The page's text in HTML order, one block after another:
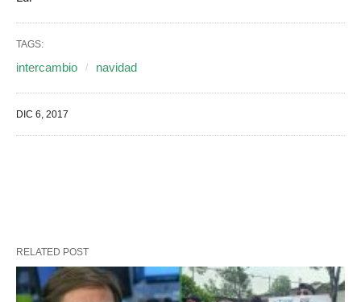
TAGS:
intercambio navidad
DIC 6, 2017
RELATED POST